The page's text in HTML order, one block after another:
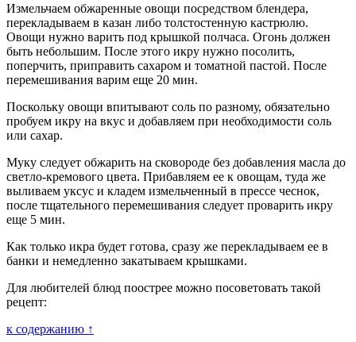
Измельчаем обжаренные овощи посредством блендера,
перекладываем в казан либо толстостенную кастрюлю.
Овощи нужно варить под крышкой полчаса. Огонь должен
быть небольшим. После этого икру нужно посолить,
поперчить, приправить сахаром и томатной пастой. После
перемешивания варим еще 20 мин.
Поскольку овощи впитывают соль по разному, обязательно
пробуем икру на вкус и добавляем при необходимости соль
или сахар.
Муку следует обжарить на сковороде без добавления масла до
светло-кремового цвета. Прибавляем ее к овощам, туда же
выливаем уксус и кладем измельченный в прессе чеснок,
после тщательного перемешивания следует проварить икру
еще 5 мин.
Как только икра будет готова, сразу же перекладываем ее в
банки и немедленно закатываем крышками.
Для любителей блюд поострее можно посоветовать такой
рецепт:
к содержанию ↑